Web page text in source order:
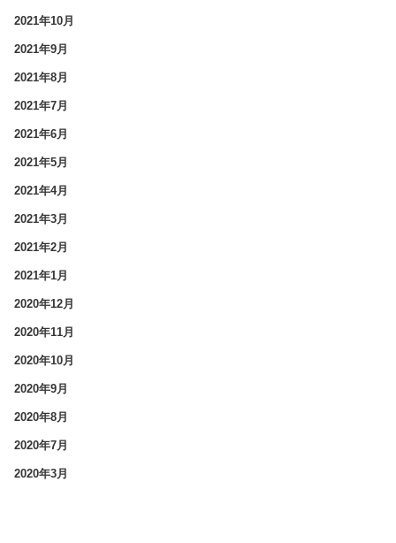
2021年10月
2021年9月
2021年8月
2021年7月
2021年6月
2021年5月
2021年4月
2021年3月
2021年2月
2021年1月
2020年12月
2020年11月
2020年10月
2020年9月
2020年8月
2020年7月
2020年3月